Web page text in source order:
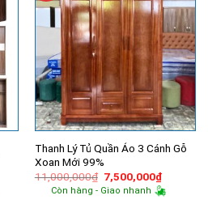
Thanh Lý Tủ Quần Áo 3 Cánh Gỗ
Xoan Mới 99%
11,000,000₫ Giá
gốc
là:
7,500,000₫Giá
hiện
tại
Còn hàng - Giao nhanh